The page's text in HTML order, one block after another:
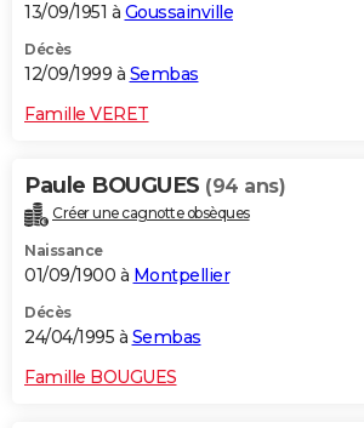
13/09/1951 à Goussainville
Décès
12/09/1999 à Sembas
Famille VERET
Paule BOUGUES (94 ans)
Créer une cagnotte obsèques
Naissance
01/09/1900 à Montpellier
Décès
24/04/1995 à Sembas
Famille BOUGUES